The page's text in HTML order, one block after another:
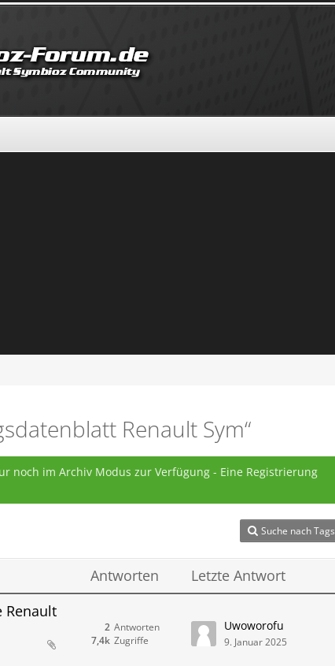
Renault Sym“
noch im Archiv Modus zur Verfügung - Eine Registrierung
Suche nach Tags
Antworten
Letzte Antwort
Renault
Antworten
2
Zugriffe
7,4k
Uwoworofu
9. Januar 2025